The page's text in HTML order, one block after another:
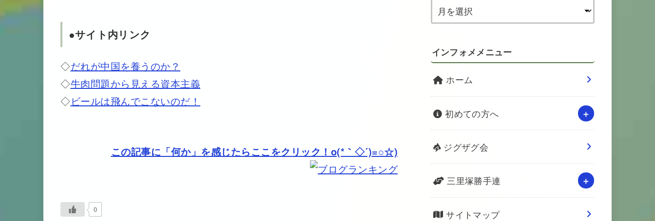
●サイト内リンク
◇だれが中国を養うのか？
◇牛肉問題から見える資本主義
◇ビールは飛んでこないのだ！
この記事に「何か」を感じたらここをクリック！o(*｀◇´)=○☆)
0
インフォメメニュー
ホーム
初めての方へ
ジグザグ会
三里塚勝手連
サイトマップ